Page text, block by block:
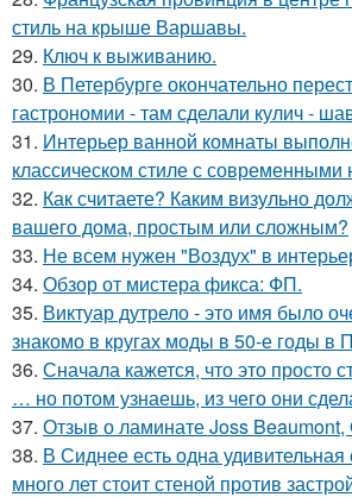
стиль на крыше Варшавы.
29. Ключ к выживанию.
30. В Петербурге окончательно
гастрономии - там сделали кулич -
31. Интерьер ванной комнаты
классическом стиле с современными
32. Как считаете? Каким визульно
вашего дома, простым или сложным?
33. Не всем нужен "Воздух" в
34. Обзор от мистера фикса: ФП.
35. Виктуар дутрело - это имя было
знакомо в кругах моды в 50-е годы в
36. Сначала кажется, что это просто
… но потом узнаешь, из чего они
37. Отзыв о ламинате Joss Beaumont,
38. В Сиднее есть одна
много лет стоит стеной против